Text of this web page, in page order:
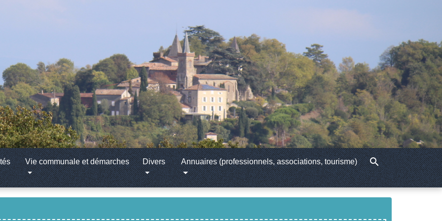
Vie communale et démarches Divers Annuaires (professionnels, associations, tourisme) search